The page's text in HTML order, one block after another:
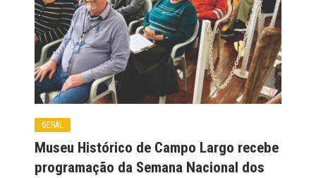
GERAL
Museu Histórico de Campo Largo recebe
programação da Semana Nacional dos